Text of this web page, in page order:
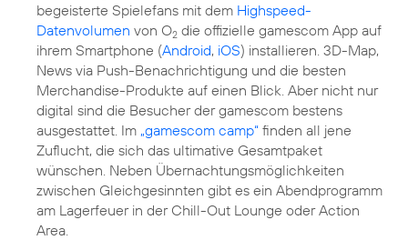
begeisterte Spielefans mit dem Highspeed-
Datenvolumen von O2 die offizielle gamescom App auf
ihrem Smartphone (Android, iOS) installieren. 3D-Map,
News via Push-Benachrichtigung und die besten
Merchandise-Produkte auf einen Blick. Aber nicht nur
digital sind die Besucher der gamescom bestens
ausgestattet. Im „gamescom camp“ finden all jene
Zuflucht, die sich das ultimative Gesamtpaket
wünschen. Neben Übernachtungsmöglichkeiten
zwischen Gleichgesinnten gibt es ein Abendprogramm
am Lagerfeuer in der Chill-Out Lounge oder Action
Area.